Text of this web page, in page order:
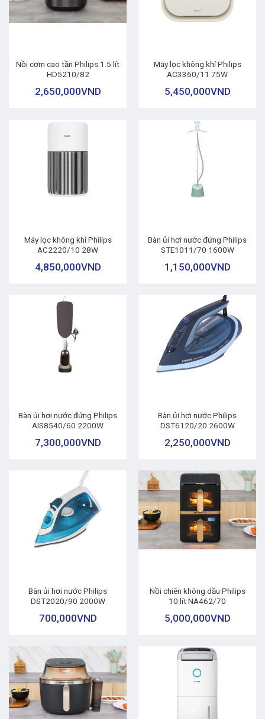
Nồi cơm cao tần Philips 1.5 lít
HD5210/82
2,650,000VND
Máy lọc không khí Philips
AC3360/11 75W
5,450,000VND
Máy lọc không khí Philips
AC2220/10 28W
4,850,000VND
Bàn ủi hơi nước đứng Philips
STE1011/70 1600W
1,150,000VND
Bàn ủi hơi nước đứng Philips
AIS8540/60 2200W
7,300,000VND
Bàn ủi hơi nước Philips
DST6120/20 2600W
2,250,000VND
Bàn ủi hơi nước Philips
DST2020/90 2000W
700,000VND
Nồi chiên không dầu Philips
10 lít NA462/70
5,000,000VND